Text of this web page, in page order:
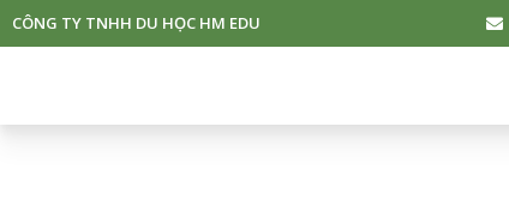
CÔNG TY TNHH DU HỌC HM EDU